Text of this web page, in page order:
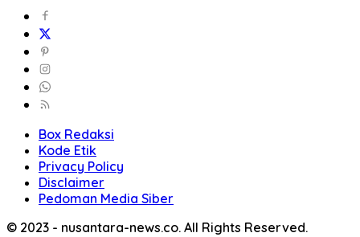
Box Redaksi
Kode Etik
Privacy Policy
Disclaimer
Pedoman Media Siber
© 2023 - nusantara-news.co. All Rights Reserved.